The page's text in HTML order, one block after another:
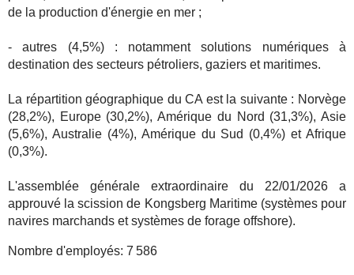
de la production d'énergie en mer ;
- autres (4,5%) : notamment solutions numériques à
destination des secteurs pétroliers, gaziers et maritimes.
La répartition géographique du CA est la suivante : Norvège
(28,2%), Europe (30,2%), Amérique du Nord (31,3%), Asie
(5,6%), Australie (4%), Amérique du Sud (0,4%) et Afrique
(0,3%).
L'assemblée générale extraordinaire du 22/01/2026 a
approuvé la scission de Kongsberg Maritime (systèmes pour
navires marchands et systèmes de forage offshore).
Nombre d'employés: 7 586